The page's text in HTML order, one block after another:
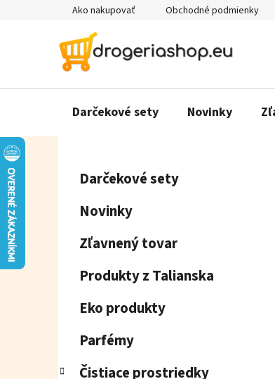
Ako nakupovať Obchodné podmienky
Darčekové sety Novinky
Preskočiť
kategórie
Darčekové sety
Novinky
Zľavnený tovar
Produkty z Talianska
Eko produkty
Parfémy
Čistiace prostriedky